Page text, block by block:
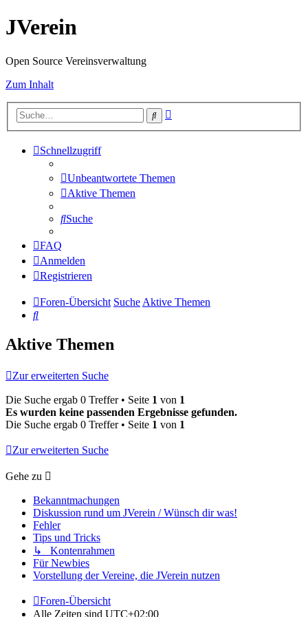
JVerein
Open Source Vereinsverwaltung
Zum Inhalt
Suche
Schnellzugriff
Unbeantwortete Themen
Aktive Themen
Suche
FAQ
Anmelden
Registrieren
Foren-Übersicht SucheAktive Themen
Suche
Aktive Themen
Zur erweiterten Suche
Die Suche ergab 0 Treffer • Seite 1 von 1
Es wurden keine passenden Ergebnisse gefunden.
Die Suche ergab 0 Treffer • Seite 1 von 1
Zur erweiterten Suche
Gehe zu
Bekanntmachungen
Diskussion rund um JVerein / Wünsch dir was!
Fehler
Tips und Tricks
↳ Kontenrahmen
Für Newbies
Vorstellung der Vereine, die JVerein nutzen
Foren-Übersicht
Alle Zeiten sind UTC+02:00